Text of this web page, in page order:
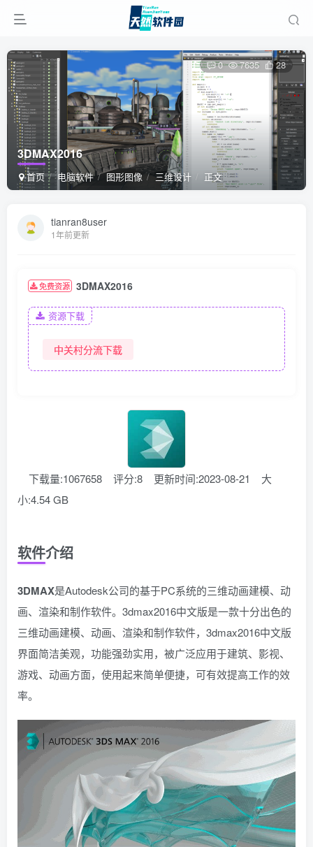
3DMAX2016
首页 电脑软件 图形图像 三维设计 正文
0 7635 28
tianran8user
1年前更新
免费资源 3DMAX2016
资源下载
中关村分流下载
下载量:1067658 评分:8 更新时间:2023-08-21
大
小:4.54 GB
软件介绍
3DMAX是Autodesk公司的基于PC系统的三维动画建模、动
画、渲染和制作软件。3dmax2016中文版是一款十分出色的
三维动画建模、动画、渲染和制作软件，3dmax2016中文版
界面简洁美观，功能强劲实用，被广泛应用于建筑、影视、
游戏、动画方面，使用起来简单便捷，可有效提高工作的效
率。